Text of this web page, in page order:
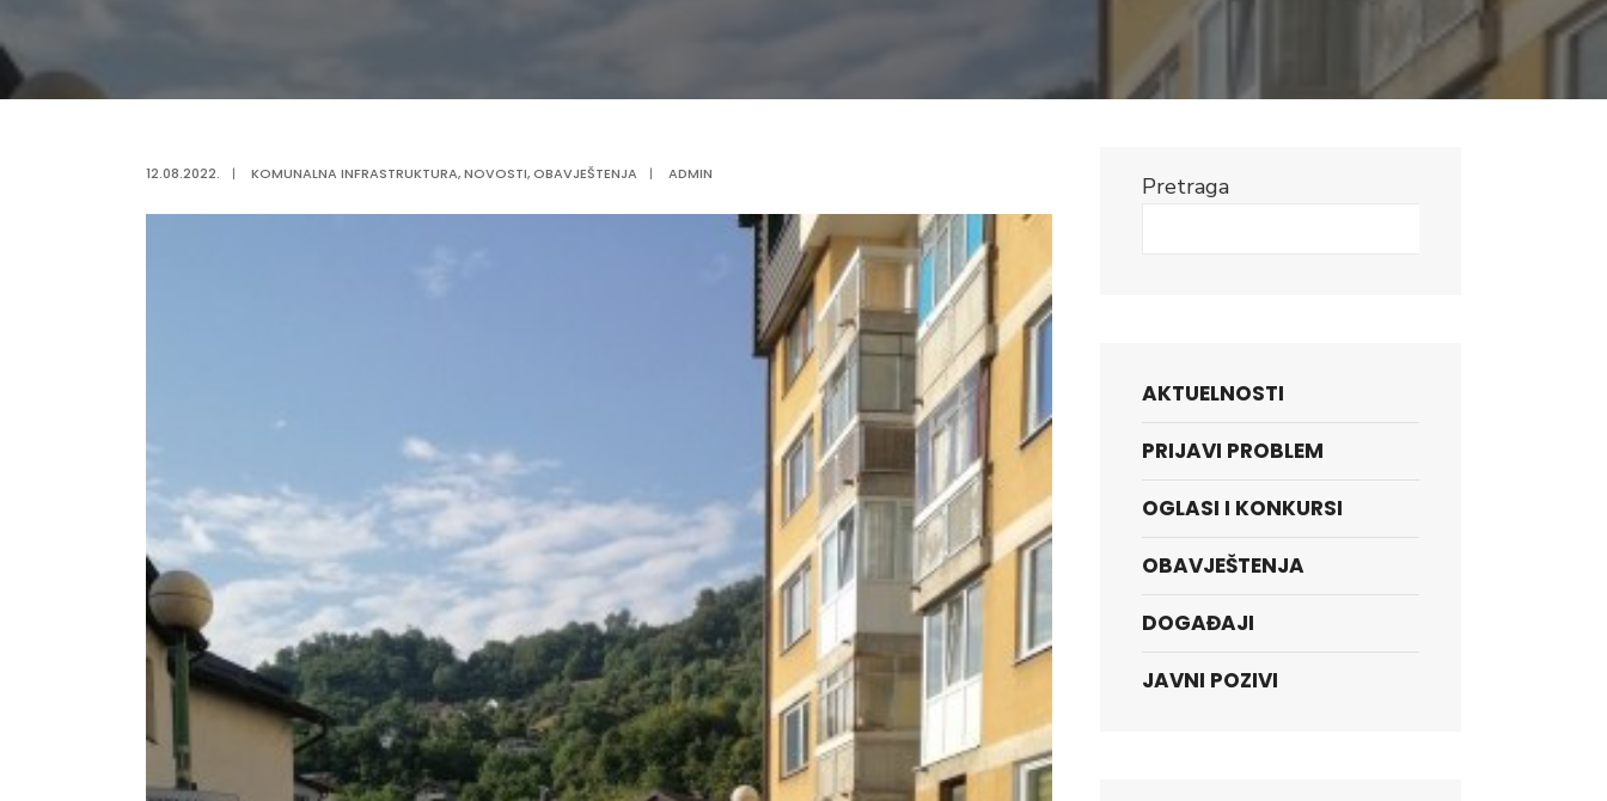
12.08.2022. | KOMUNALNA INFRASTRUKTURA,NOVOSTI,OBAVJEŠTENJA | ADMIN
Pretraga
AKTUELNOSTI
PRIJAVI PROBLEM
OGLASI I KONKURSI
OBAVJEŠTENJA
DOGAĐAJI
JAVNI POZIVI